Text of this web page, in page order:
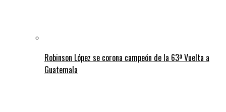
Robinson López se corona campeón de la 63ª Vuelta a
Guatemala